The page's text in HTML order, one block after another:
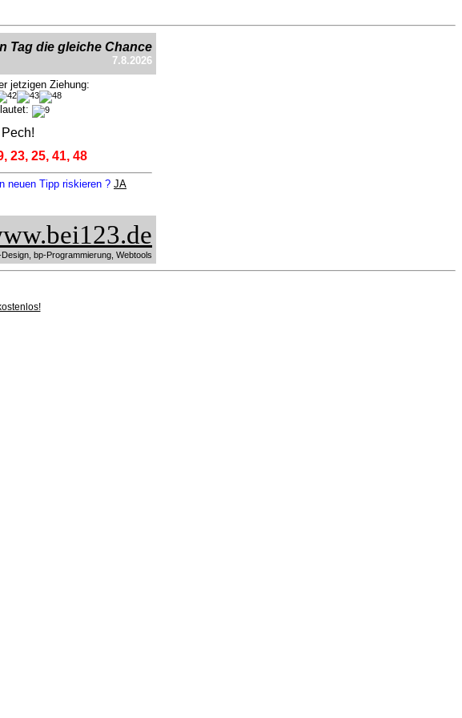
Tag die gleiche Chance
7.8.2026
jetzigen Ziehung:
23, 25, 41, 48
neuen Tipp riskieren ? JA
bp-Programmierung, Webtools